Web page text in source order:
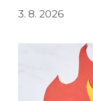
3. 8. 2026